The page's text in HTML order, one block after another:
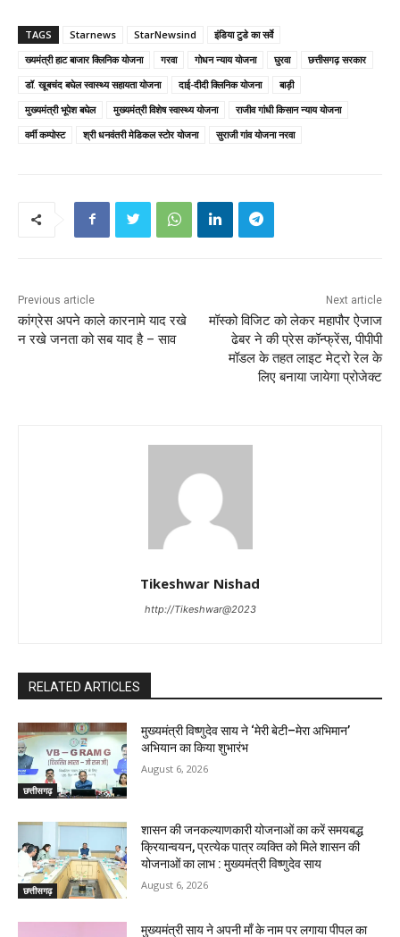
TAGS Starnews StarNewsind
इंडिया टुडे का सर्वे
ख्यमंत्री हाट बाजार क्लिनिक योजना
गरवा गोधन न्याय योजना घुरवा
छत्तीसगढ़ सरकार
डॉ. खूबचंद बघेल स्वास्थ्य सहायता योजना
दाई-दीदी क्लिनिक योजना
बाड़ी
मुख्यमंत्री भूपेश बघेल
मुख्यमंत्री विशेष स्वास्थ्य योजना
राजीव गांधी किसान न्याय योजना
वर्मी कम्पोस्ट
श्री धनवंतरी मेडिकल स्टोर योजना सुराजी गांव योजना नरवा
Previous article
कांग्रेस अपने काले कारनामे याद रखे
न रखे जनता को सब याद है – साव
Next article
मॉस्को विजिट को लेकर महापौर ऐजाज
ढेबर ने की प्रेस कॉन्फ्रेंस, पीपीपी
मॉडल के तहत लाइट मेट्रो रेल के
लिए बनाया जायेगा प्रोजेक्ट
Tikeshwar Nishad
http://Tikeshwar@2023
RELATED ARTICLES
छत्तीसगढ़
मुख्यमंत्री विष्णुदेव साय ने ‘मेरी बेटी–मेरा अभिमान’
अभियान का किया शुभारंभ
August 6, 2026
छत्तीसगढ़
शासन की जनकल्याणकारी योजनाओं का करें समयबद्ध
क्रियान्वयन, प्रत्येक पात्र व्यक्ति को मिले शासन की
योजनाओं का लाभ : मुख्यमंत्री विष्णुदेव साय
August 6, 2026
मुख्यमंत्री साय ने अपनी माँ के नाम पर लगाया पीपल का